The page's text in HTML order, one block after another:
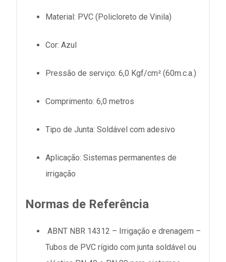
Material: PVC (Policloreto de Vinila)
Cor: Azul
Pressão de serviço: 6,0 Kgf/cm² (60m.c.a.)
Comprimento: 6,0 metros
Tipo de Junta: Soldável com adesivo
Aplicação: Sistemas permanentes de
irrigação
Normas de Referência
ABNT NBR 14312 – Irrigação e drenagem –
Tubos de PVC rígido com junta soldável ou